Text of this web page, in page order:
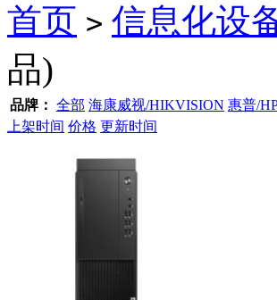
首页 > 信息化设
品)
品牌： 全部 海康威视/HIKVISION 惠普/HP
上架时间 价格 更新时间